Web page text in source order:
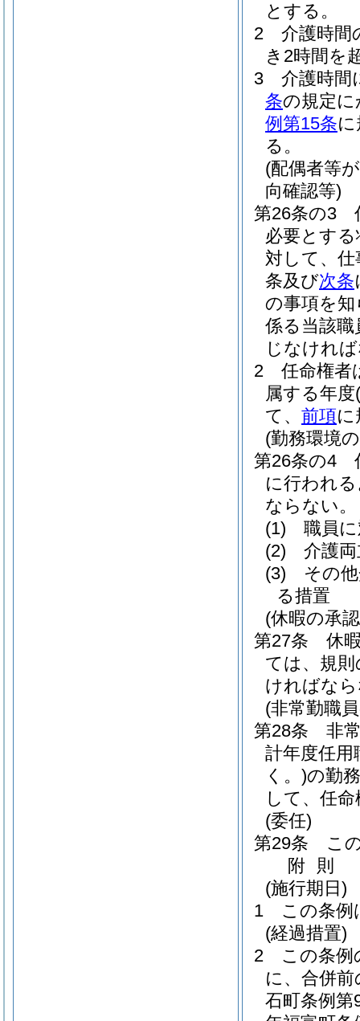
とする。
2
介護時間
き2時間を
3
介護時間
条の規定
例第15条
る。
(配偶者等
向確認等)
第26条の3
必要とす
対して、
条及び次条
の事項を
係る当該
じなけれ
2
任命権者
属する年度
て、 前項
(勤務環境
第26条の4
に行われ
ならない。
(1)
職員
(2)
介護
(3)
その
る措置
(休暇の承
第27条
休
ては、規
ければな
(非常勤職
第28条
非
計年度任用
く。)の勤
して、任
(委任)
第29条
こ
附 則
(施行期日)
1
この条例
(経過措置)
2
この条例
に、合併
石町条例第